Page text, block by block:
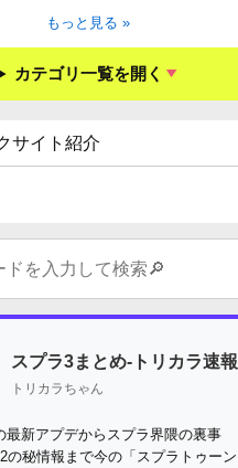
もっと見る »
カテゴリ一覧を開く
サイト紹介
スプラ3まとめ-トリカラ速報
トリカラちゃん
最新アプデからスプラ界隈の裏事
の秘情報まで今の「スプラトゥーン